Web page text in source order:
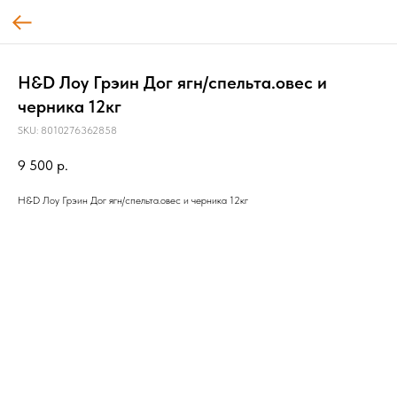
H&D Лоу Грэин Дог ягн/спельта.овес и
черника 12кг
SKU: 8010276362858
9 500 р.
H&D Лоу Грэин Дог ягн/спельта.овес и черника 12кг